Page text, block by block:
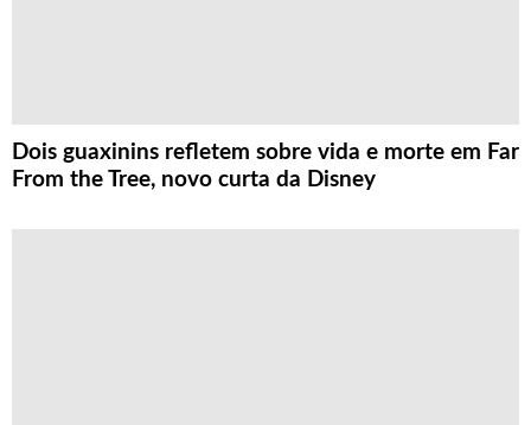
Dois guaxinins refletem sobre vida e morte em Far
From the Tree, novo curta da Disney